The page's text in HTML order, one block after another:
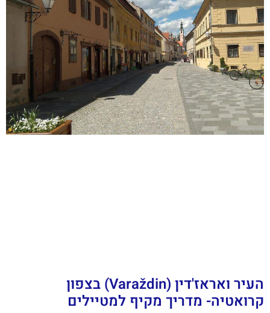
העיר ואראז'דין (Varaždin) בצפון
קרואטיה- מדריך מקיף למטיילים